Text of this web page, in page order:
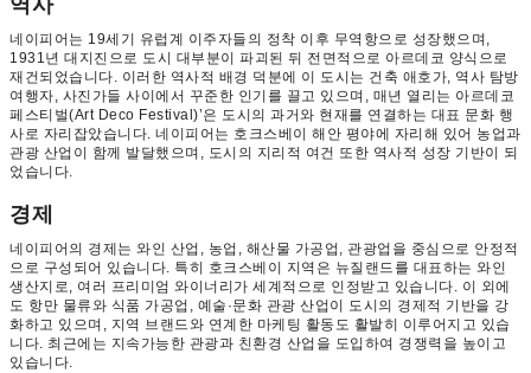
역사
네이피어는 19세기 유럽계 이주자들의 정착 이후 무역항으로 성장했으며,
1931년 대지진으로 도시 대부분이 파괴된 뒤 전면적으로 아르데코 양식으로
재건되었습니다. 이러한 역사적 배경 덕분에 이 도시는 건축 애호가, 역사 탐방
여행자, 사진가들 사이에서 꾸준한 인기를 끌고 있으며, 매년 열리는 아르데코
페스티벌(Art Deco Festival)’은 도시의 과거와 현재를 연결하는 대표 문화 행
사로 자리잡았습니다. 네이피어는 호크스베이 해안 평야에 자리해 있어 농업과
관광 산업이 함께 발달했으며, 도시의 지리적 여건 또한 역사적 성장 기반이 되
었습니다.
경제
네이피어의 경제는 와인 산업, 농업, 해산물 가공업, 관광업을 중심으로 안정적
으로 구성되어 있습니다. 특히 호크스베이 지역은 뉴질랜드를 대표하는 와인
생산지로, 여러 프리미엄 와이너리가 세계적으로 인정받고 있습니다. 이 외에
도 항만 물류와 식품 가공업, 예술·문화 관광 산업이 도시의 경제적 기반을 강
화하고 있으며, 지역 브랜드와 연계한 마케팅 활동도 활발히 이루어지고 있습
니다. 최근에는 지속가능한 관광과 친환경 산업을 도입하여 경쟁력을 높이고
있습니다.